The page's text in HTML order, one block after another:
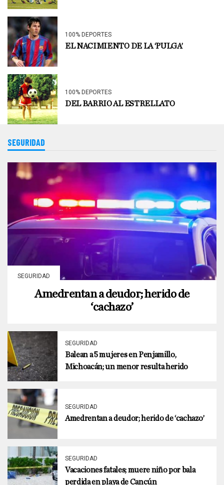
100% DEPORTES
EL NACIMIENTO DE LA ‘PULGA’
100% DEPORTES
DEL BARRIO AL ESTRELLATO
SEGURIDAD
SEGURIDAD
Amedrentan a deudor; herido de
‘cachazo’
SEGURIDAD
Balean a 5 mujeres en Penjamillo,
Michoacán; un menor resulta herido
SEGURIDAD
Amedrentan a deudor; herido de ‘cachazo’
SEGURIDAD
Vacaciones fatales; muere niño por bala
perdida en playa de Cancún